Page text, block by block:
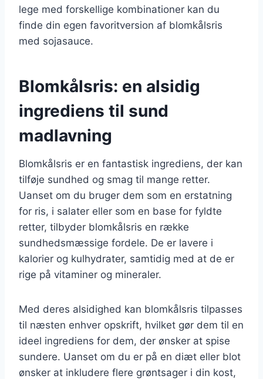
lege med forskellige kombinationer kan du
finde din egen favoritversion af blomkålsris
med sojasauce.
Blomkålsris: en alsidig
ingrediens til sund
madlavning
Blomkålsris er en fantastisk ingrediens, der kan
tilføje sundhed og smag til mange retter.
Uanset om du bruger dem som en erstatning
for ris, i salater eller som en base for fyldte
retter, tilbyder blomkålsris en række
sundhedsmæssige fordele. De er lavere i
kalorier og kulhydrater, samtidig med at de er
rige på vitaminer og mineraler.
Med deres alsidighed kan blomkålsris tilpasses
til næsten enhver opskrift, hvilket gør dem til en
ideel ingrediens for dem, der ønsker at spise
sundere. Uanset om du er på en diæt eller blot
ønsker at inkludere flere grøntsager i din kost,